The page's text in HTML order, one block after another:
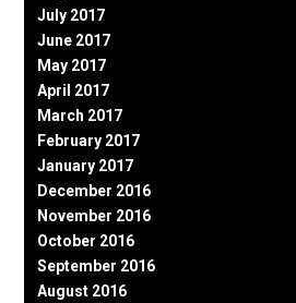
July 2017
June 2017
May 2017
April 2017
March 2017
February 2017
January 2017
December 2016
November 2016
October 2016
September 2016
August 2016